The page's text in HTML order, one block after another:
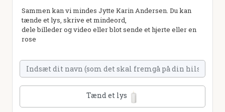
Sammen kan vi mindes Jytte Karin Andersen. Du kan
tænde et lys, skrive et mindeord,
dele billeder og video eller blot sende et hjerte eller en
rose
Tænd et lys